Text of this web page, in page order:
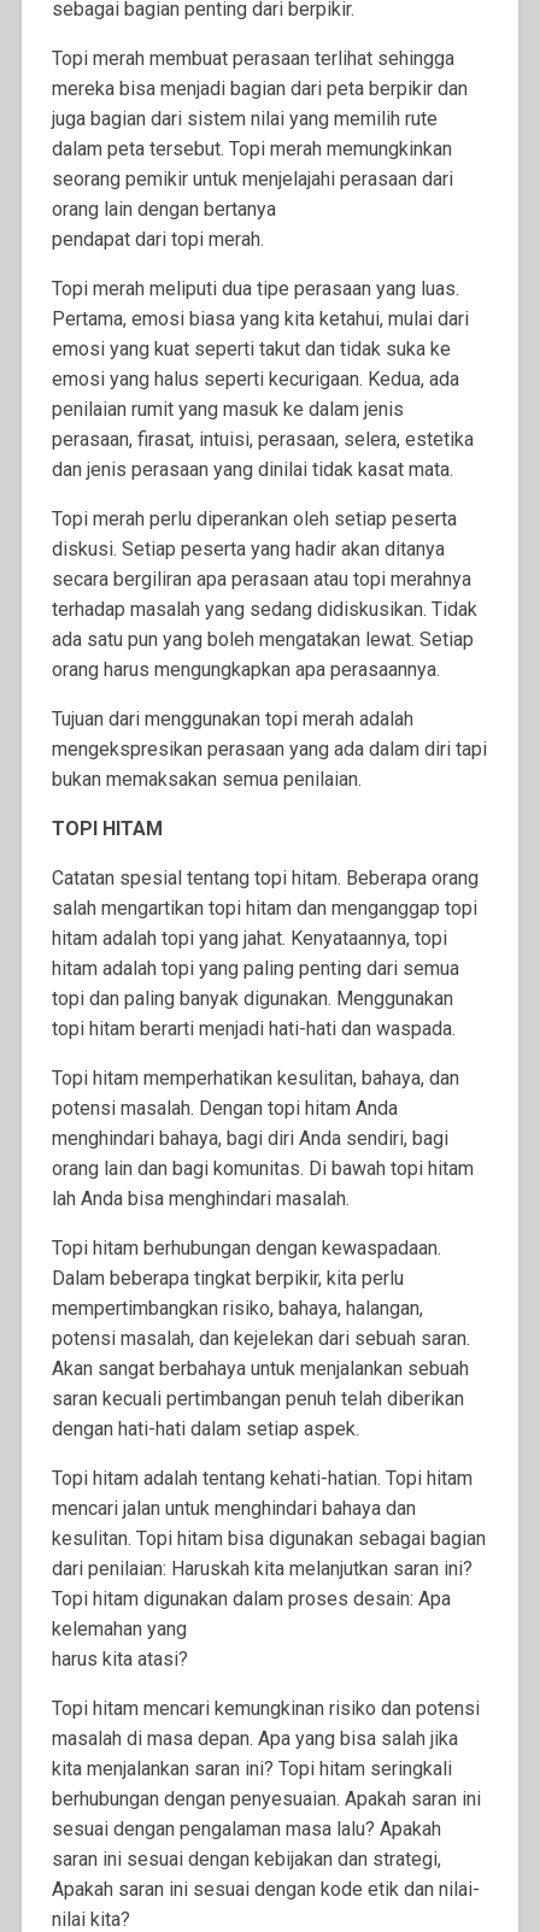
sebagai bagian penting dari berpikir.
Topi merah membuat perasaan terlihat sehingga
mereka bisa menjadi bagian dari peta berpikir dan
juga bagian dari sistem nilai yang memilih rute
dalam peta tersebut. Topi merah memungkinkan
seorang pemikir untuk menjelajahi perasaan dari
orang lain dengan bertanya
pendapat dari topi merah.
Topi merah meliputi dua tipe perasaan yang luas.
Pertama, emosi biasa yang kita ketahui, mulai dari
emosi yang kuat seperti takut dan tidak suka ke
emosi yang halus seperti kecurigaan. Kedua, ada
penilaian rumit yang masuk ke dalam jenis
perasaan, firasat, intuisi, perasaan, selera, estetika
dan jenis perasaan yang dinilai tidak kasat mata.
Topi merah perlu diperankan oleh setiap peserta
diskusi. Setiap peserta yang hadir akan ditanya
secara bergiliran apa perasaan atau topi merahnya
terhadap masalah yang sedang didiskusikan. Tidak
ada satu pun yang boleh mengatakan lewat. Setiap
orang harus mengungkapkan apa perasaannya.
Tujuan dari menggunakan topi merah adalah
mengekspresikan perasaan yang ada dalam diri tapi
bukan memaksakan semua penilaian.
TOPI HITAM
Catatan spesial tentang topi hitam. Beberapa orang
salah mengartikan topi hitam dan menganggap topi
hitam adalah topi yang jahat. Kenyataannya, topi
hitam adalah topi yang paling penting dari semua
topi dan paling banyak digunakan. Menggunakan
topi hitam berarti menjadi hati-hati dan waspada.
Topi hitam memperhatikan kesulitan, bahaya, dan
potensi masalah. Dengan topi hitam Anda
menghindari bahaya, bagi diri Anda sendiri, bagi
orang lain dan bagi komunitas. Di bawah topi hitam
lah Anda bisa menghindari masalah.
Topi hitam berhubungan dengan kewaspadaan.
Dalam beberapa tingkat berpikir, kita perlu
mempertimbangkan risiko, bahaya, halangan,
potensi masalah, dan kejelekan dari sebuah saran.
Akan sangat berbahaya untuk menjalankan sebuah
saran kecuali pertimbangan penuh telah diberikan
dengan hati-hati dalam setiap aspek.
Topi hitam adalah tentang kehati-hatian. Topi hitam
mencari jalan untuk menghindari bahaya dan
kesulitan. Topi hitam bisa digunakan sebagai bagian
dari penilaian: Haruskah kita melanjutkan saran ini?
Topi hitam digunakan dalam proses desain: Apa
kelemahan yang
harus kita atasi?
Topi hitam mencari kemungkinan risiko dan potensi
masalah di masa depan. Apa yang bisa salah jika
kita menjalankan saran ini? Topi hitam seringkali
berhubungan dengan penyesuaian. Apakah saran ini
sesuai dengan pengalaman masa lalu? Apakah
saran ini sesuai dengan kebijakan dan strategi,
Apakah saran ini sesuai dengan kode etik dan nilai-
nilai kita?